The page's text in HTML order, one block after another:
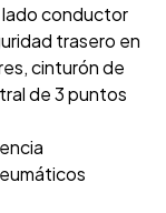
conductor
trasero en
cinturón de
de 3 puntos